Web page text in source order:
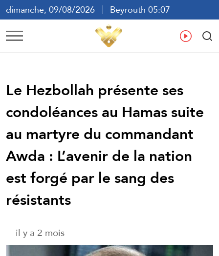
dimanche, 09/08/2026
Beyrouth 05:07
ع
Le Hezbollah présente ses
condoléances au Hamas suite
au martyre du commandant
Awda : L’avenir de la nation
est forgé par le sang des
résistants
il y a 2 mois